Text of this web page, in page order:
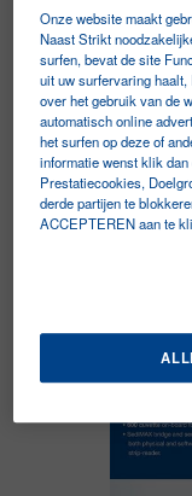
KENMERKEN
PRECISIE
Onze website maakt
Naast Strikt
surfen, bevat de site
uit uw surfervaring
over het gebruik van de
automatisch online
het surfen op deze of
informatie wenst klik
Prestatiecookies,
derde partijen te
ACCEPTEREN aan te